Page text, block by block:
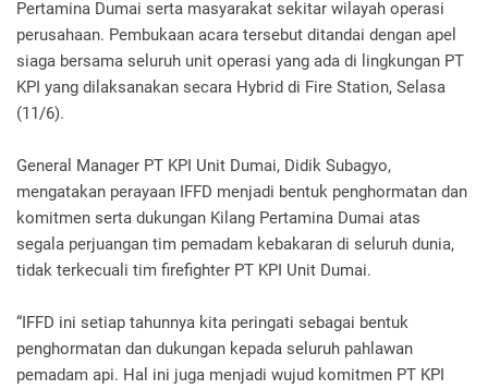
Pertamina Dumai serta masyarakat sekitar wilayah operasi
perusahaan. Pembukaan acara tersebut ditandai dengan apel
siaga bersama seluruh unit operasi yang ada di lingkungan PT
KPI yang dilaksanakan secara Hybrid di Fire Station, Selasa
(11/6).
General Manager PT KPI Unit Dumai, Didik Subagyo,
mengatakan perayaan IFFD menjadi bentuk penghormatan dan
komitmen serta dukungan Kilang Pertamina Dumai atas
segala perjuangan tim pemadam kebakaran di seluruh dunia,
tidak terkecuali tim firefighter PT KPI Unit Dumai.
“IFFD ini setiap tahunnya kita peringati sebagai bentuk
penghormatan dan dukungan kepada seluruh pahlawan
pemadam api. Hal ini juga menjadi wujud komitmen PT KPI